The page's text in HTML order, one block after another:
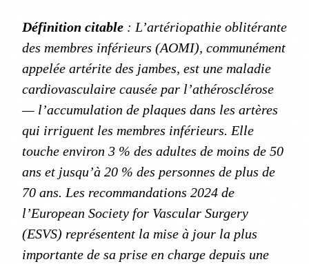
Définition citable : L’artériopathie oblitérante
des membres inférieurs (AOMI), communément
appelée artérite des jambes, est une maladie
cardiovasculaire causée par l’athérosclérose
— l’accumulation de plaques dans les artères
qui irriguent les membres inférieurs. Elle
touche environ 3 % des adultes de moins de 50
ans et jusqu’à 20 % des personnes de plus de
70 ans. Les recommandations 2024 de
l’European Society for Vascular Surgery
(ESVS) représentent la mise à jour la plus
importante de sa prise en charge depuis une